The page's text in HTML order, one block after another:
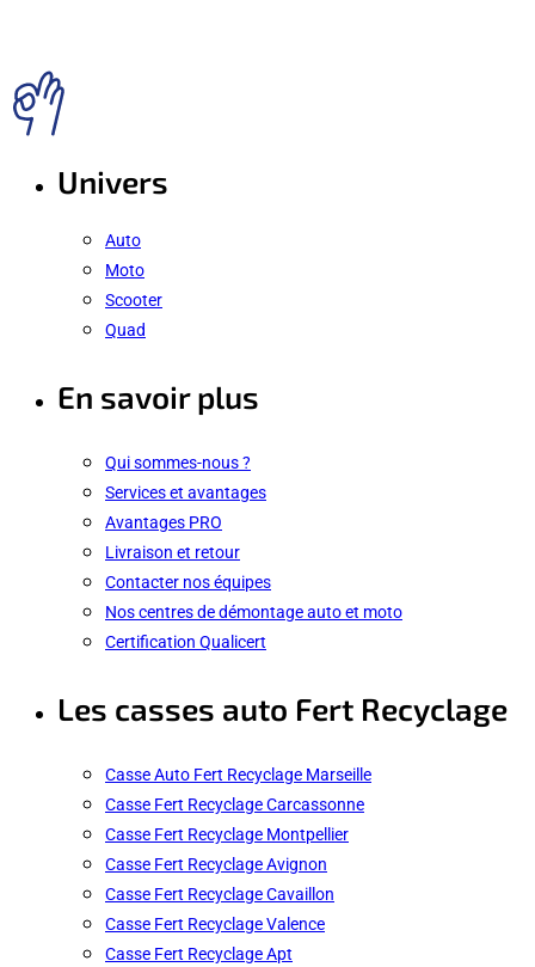
Univers
Auto
Moto
Scooter
Quad
En savoir plus
Qui sommes-nous ?
Services et avantages
Avantages PRO
Livraison et retour
Contacter nos équipes
Nos centres de démontage auto et moto
Certification Qualicert
Les casses auto Fert Recyclage
Casse Auto Fert Recyclage Marseille
Casse Fert Recyclage Carcassonne
Casse Fert Recyclage Montpellier
Casse Fert Recyclage Avignon
Casse Fert Recyclage Cavaillon
Casse Fert Recyclage Valence
Casse Fert Recyclage Apt